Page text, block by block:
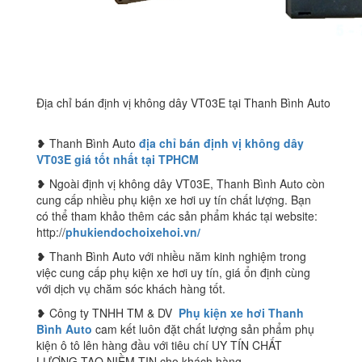
Địa chỉ bán định vị không dây VT03E tại Thanh Bình Auto
❥ Thanh Bình Auto địa chỉ bán định vị không dây
VT03E giá tốt nhất tại TPHCM
❥ Ngoài định vị không dây VT03E, Thanh Bình Auto còn
cung cấp nhiều phụ kiện xe hơi uy tín chất lượng. Bạn
có thể tham khảo thêm các sản phẩm khác tại website:
http://phukiendochoixehoi.vn/
❥ Thanh Bình Auto với nhiều năm kinh nghiệm trong
việc cung cấp phụ kiện xe hơi uy tín, giá ổn định cùng
với dịch vụ chăm sóc khách hàng tốt.
❥ Công ty TNHH TM & DV Phụ kiện xe hơi Thanh
Bình Auto cam kết luôn đặt chất lượng sản phẩm phụ
kiện ô tô lên hàng đầu với tiêu chí UY TÍN CHẤT